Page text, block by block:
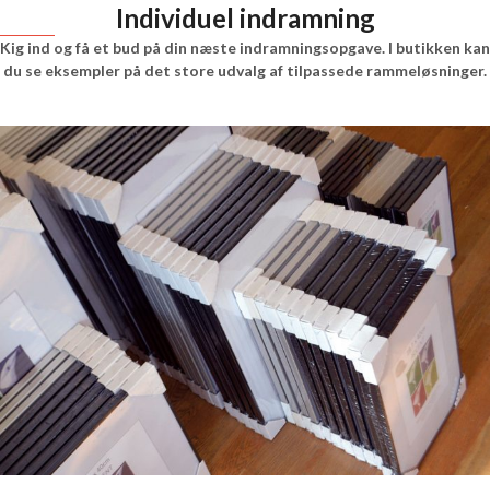
Individuel indramning
Kig ind og få et bud på din næste indramningsopgave. I butikken kan
du se eksempler på det store udvalg af tilpassede rammeløsninger.